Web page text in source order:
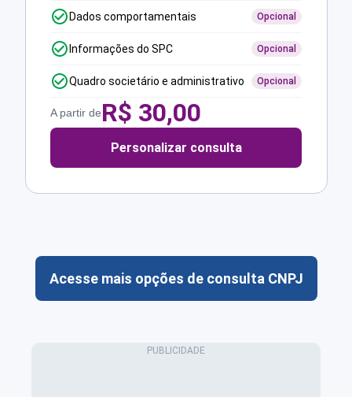
Dados comportamentais Opcional
Informações do SPC Opcional
Quadro societário e administrativo Opcional
A partir deR$ 30,00
Personalizar consulta
Acesse mais opções de consulta CNPJ